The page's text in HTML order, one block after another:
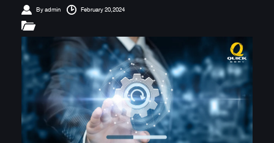
By admin February 20,2024